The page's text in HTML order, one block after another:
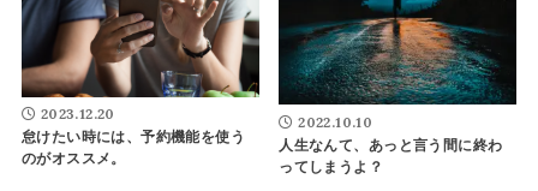
2023.12.20
怠けたい時には、予約機能を使う
のがオススメ。
2022.10.10
人生なんて、あっと言う間に終わ
ってしまうよ？